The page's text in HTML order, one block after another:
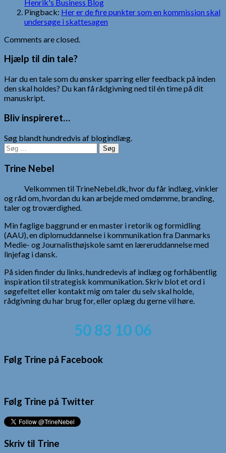
Henrik's Business Blog
Pingback: Her er de fire punkter som en kommission skal
undersøge i skattesagen
Comments are closed.
Hjælp til din tale?
Har du en tale som du ønsker sparring eller feedback på inden
den skal holdes? Du kan få rådgivning ned til én time på dit
manuskript.
Bliv inspireret…
Søg blandt hundredvis af blogindlæg.
Søg
efter:
Trine Nebel
Velkommen til TrineNebel.dk, hvor du får indlæg, vinkler
og råd om, hvordan du kan arbejde med omdømme, branding,
taler og troværdighed.
Min faglige baggrund er en master i retorik og formidling
(AAU), en diplomuddannelse i kommunikation fra Danmarks
Medie- og Journalisthøjskole samt en læreruddannelse med
linjefag i dansk.
På siden finder du links, hundredevis af indlæg og forhåbentlig
inspiration til strategisk kommunikation. Skriv blot et ord i
søgefeltet eller kontakt mig om taler du selv skal holde,
rådgivning du har brug for, eller oplæg du gerne vil høre.
50 83 10 06
Følg Trine på Facebook
Følg Trine på Twitter
Skriv til Trine